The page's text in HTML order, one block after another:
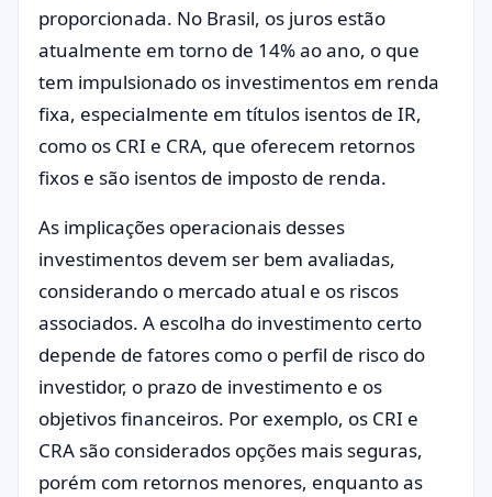
proporcionada. No Brasil, os juros estão
atualmente em torno de 14% ao ano, o que
tem impulsionado os investimentos em renda
fixa, especialmente em títulos isentos de IR,
como os CRI e CRA, que oferecem retornos
fixos e são isentos de imposto de renda.
As implicações operacionais desses
investimentos devem ser bem avaliadas,
considerando o mercado atual e os riscos
associados. A escolha do investimento certo
depende de fatores como o perfil de risco do
investidor, o prazo de investimento e os
objetivos financeiros. Por exemplo, os CRI e
CRA são considerados opções mais seguras,
porém com retornos menores, enquanto as